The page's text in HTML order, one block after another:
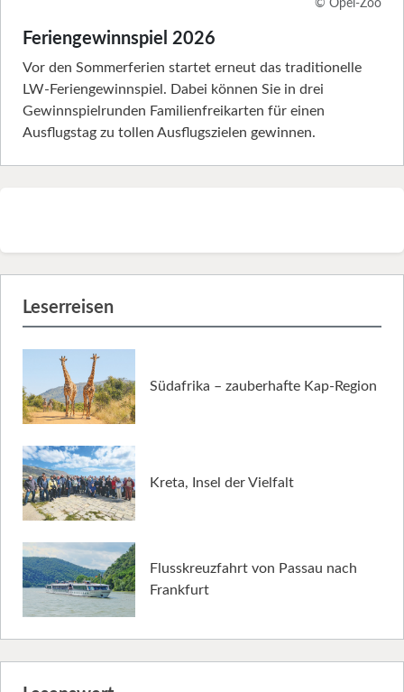
© Opel-Zoo
Feriengewinnspiel 2026
Vor den Sommerferien startet erneut das traditionelle
LW-Feriengewinnspiel. Dabei können Sie in drei
Gewinnspielrunden Familienfreikarten für einen
Ausflugstag zu tollen Ausflugszielen gewinnen.
Leserreisen
Südafrika – zauberhafte Kap-Region
Kreta, Insel der Vielfalt
Flusskreuzfahrt von Passau nach
Frankfurt